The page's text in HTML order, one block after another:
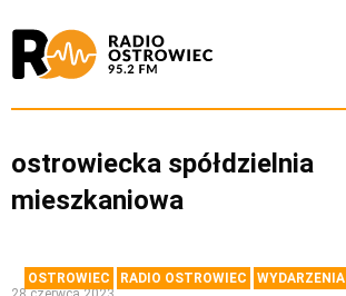
ostrowiecka spółdzielnia
mieszkaniowa
OSTROWIEC RADIO OSTROWIEC
WYDARZENIA